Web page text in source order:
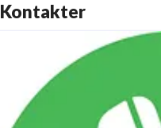
Kontakter